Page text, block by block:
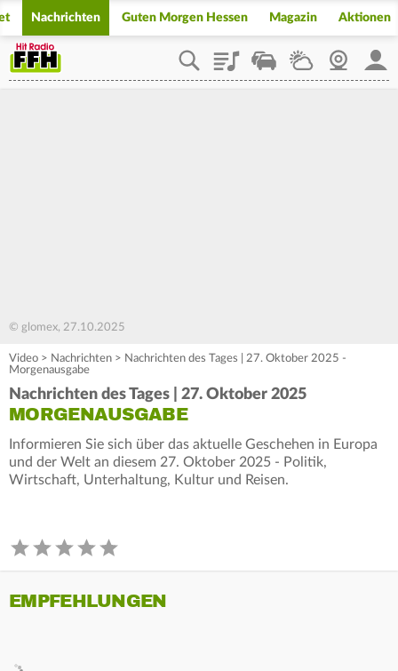
Nachrichten Guten Morgen Hessen Magazin Aktionen
PlaylistStaupilotWetterWebcam
© glomex, 27.10.2025
Video > Nachrichten > Nachrichten des Tages | 27. Oktober 2025 -
Morgenausgabe
Nachrichten des Tages | 27. Oktober 2025
MORGENAUSGABE
Informieren Sie sich über das aktuelle Geschehen in Europa
und der Welt an diesem 27. Oktober 2025 - Politik,
Wirtschaft, Unterhaltung, Kultur und Reisen.
EMPFEHLUNGEN